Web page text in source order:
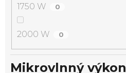
1750 W 0
2000 W 0
Mikrovlnný výkon